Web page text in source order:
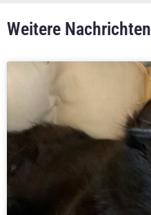
Weitere Nachrichten